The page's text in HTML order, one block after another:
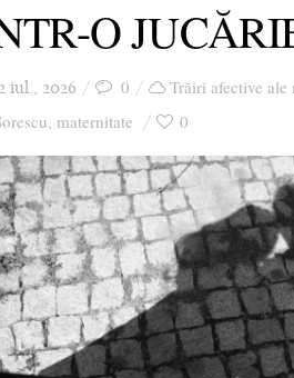
O
iul., 2026 0 Trăiri afective ale
, maternitate 0